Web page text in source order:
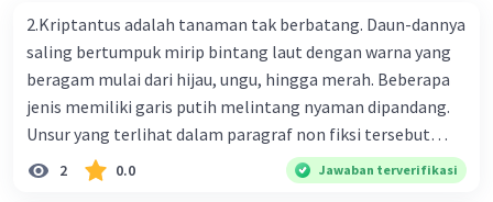
bersama sejumlah perusahaan biotek dan vaksin.
Beberapa waktu lalu, Kepala Laboratorium Identifikasi
Virus dari Institut Peter Doherty untuk Infeksi dan
kekebalan, Melbourne, Julian Druce, menyatakan mereka
mengembangkan virus Corona versi laboratorium dari
tubuh pasien yang terinfeksi untuk uji coba. Tanggapan
yang sesuai dengan berita tersebut adalah ... A.
2.Kriptantus adalah tanaman tak berbatang. Daun-dannya
saling bertumpuk mirip bintang laut dengan warna yang
beragam mulai dari hijau, ungu, hingga merah. Beberapa
jenis memiliki garis putih melintang nyaman dipandang.
Unsur yang terlihat dalam paragraf non fiksi tersebut
adalah... A. cara menyajikan isi buku B. bahasa yang
digunakan C. tokoh dan penokohan D. penyajian alur cerita
2 0.0 Jawaban terverifikasi